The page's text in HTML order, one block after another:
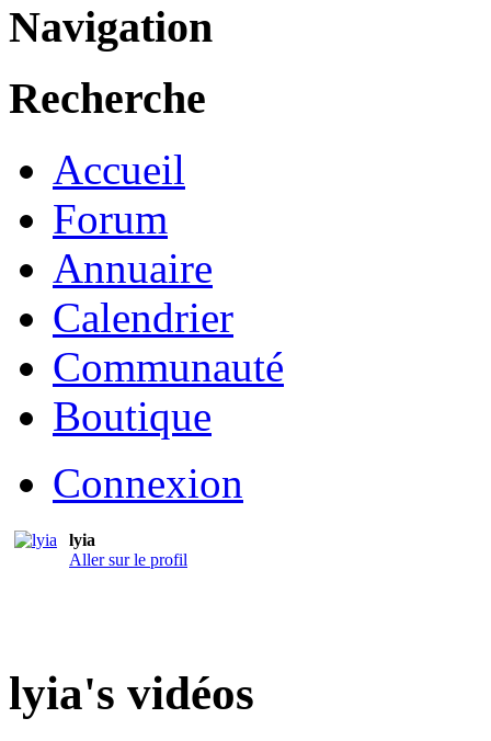
Navigation
Recherche
Accueil
Forum
Annuaire
Calendrier
Communauté
Boutique
Connexion
lyia
Aller sur le profil
lyia's vidéos